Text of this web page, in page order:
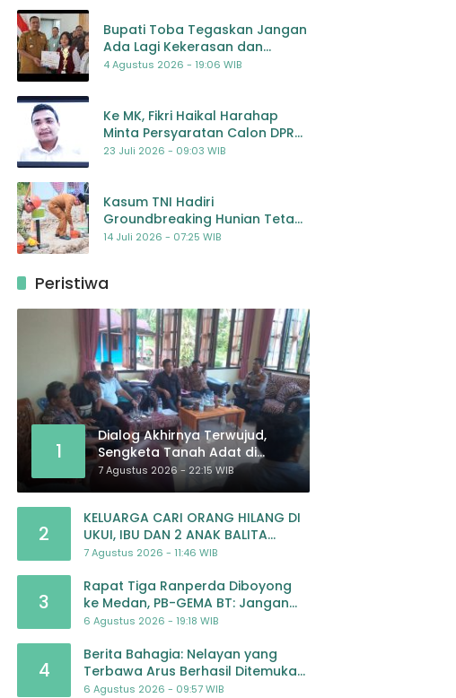
Bupati Toba Tegaskan Jangan
Ada Lagi Kekerasan dan
Bullying Terhadap Anak,
4 Agustus 2026 - 19:06 WIB
Ke MK, Fikri Haikal Harahap
Minta Persyaratan Calon DPR
Dilengkapi Penilaian
23 Juli 2026 - 09:03 WIB
Kasum TNI Hadiri
Groundbreaking Hunian Tetap
Pascabencana di
14 Juli 2026 - 07:25 WIB
Peristiwa
1
Dialog Akhirnya Terwujud,
Sengketa Tanah Adat di
Lingkar Proyek Strategis
Nasional Memasuki Babak
7 Agustus 2026 - 22:15 WIB
2
KELUARGA CARI ORANG HILANG DI
UKUI, IBU DAN 2 ANAK BALITA
BELUM PULANG SEJAK 20 JULI 2026
7 Agustus 2026 - 11:46 WIB
3
Rapat Tiga Ranperda Diboyong
ke Medan, PB-GEMA BT: Jangan
Jadikan APBD Ladang
6 Agustus 2026 - 19:18 WIB
4
Berita Bahagia: Nelayan yang
Terbawa Arus Berhasil Ditemukan
Dalam Keadaan Selamat
6 Agustus 2026 - 09:57 WIB